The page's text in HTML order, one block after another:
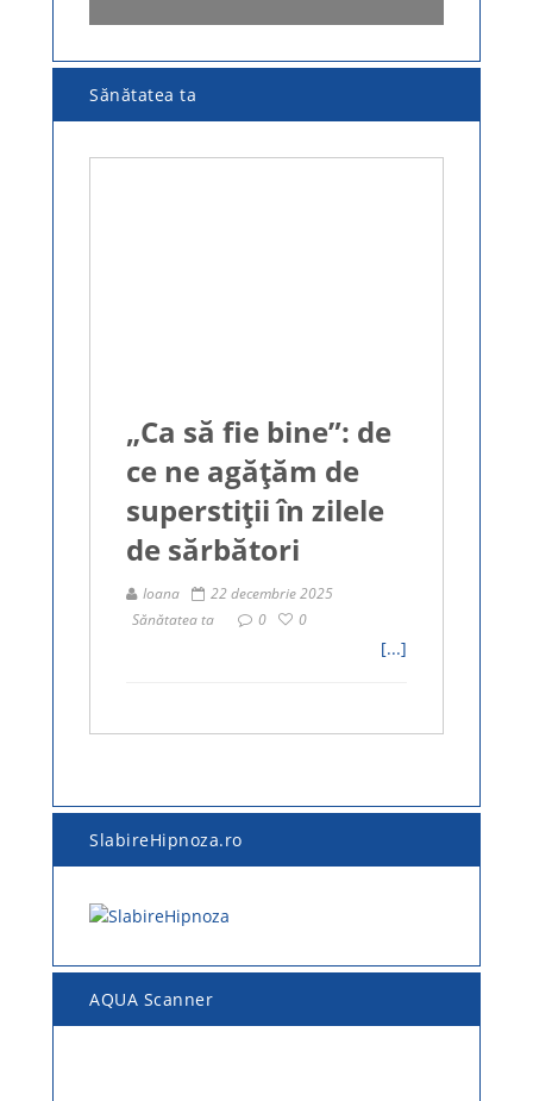
Sănătatea ta
„Ca să fie bine”: de
ce ne agățăm de
superstiții în zilele
de sărbători
Ioana
22 decembrie 2025
Sănătatea ta
0 0
[...]
SlabireHipnoza.ro
AQUA Scanner